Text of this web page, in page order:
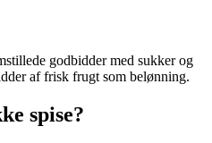
godbidder med sukker og
af frisk frugt som belønning.
spise?